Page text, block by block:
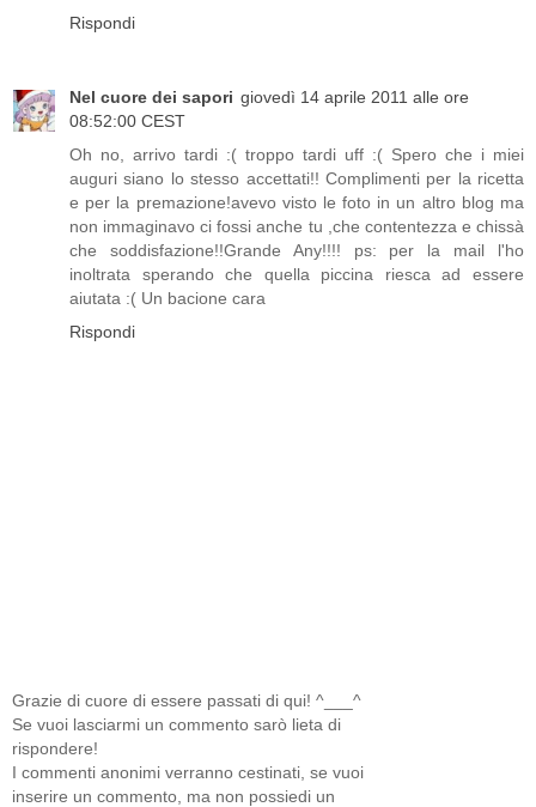
Rispondi
Nel cuore dei sapori giovedì 14 aprile 2011 alle ore
08:52:00 CEST
Oh no, arrivo tardi :( troppo tardi uff :( Spero che i miei
auguri siano lo stesso accettati!! Complimenti per la ricetta
e per la premazione!avevo visto le foto in un altro blog ma
non immaginavo ci fossi anche tu ,che contentezza e chissà
che soddisfazione!!Grande Any!!!! ps: per la mail l'ho
inoltrata sperando che quella piccina riesca ad essere
aiutata :( Un bacione cara
Rispondi
Grazie di cuore di essere passati di qui! ^___^
Se vuoi lasciarmi un commento sarò lieta di
rispondere!
I commenti anonimi verranno cestinati, se vuoi
inserire un commento, ma non possiedi un